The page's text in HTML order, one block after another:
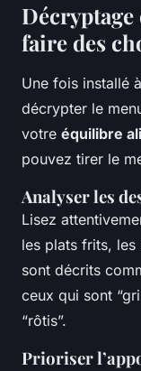
faire des
Une fois installé
décrypter le
votre équilibre
pouvez tirer le
Analyser les
Lisez
les plats frits, les
sont décrits
ceux qui sont
“rôtis”.
Prioriser